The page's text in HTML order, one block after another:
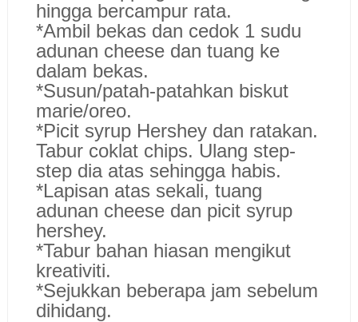
hingga bercampur rata.
*Ambil bekas dan cedok 1 sudu
adunan cheese dan tuang ke
dalam bekas.
*Susun/patah-patahkan biskut
marie/oreo.
*Picit syrup Hershey dan ratakan.
Tabur coklat chips. Ulang step-
step dia atas sehingga habis.
*Lapisan atas sekali, tuang
adunan cheese dan picit syrup
hershey.
*Tabur bahan hiasan mengikut
kreativiti.
*Sejukkan beberapa jam sebelum
dihidang.